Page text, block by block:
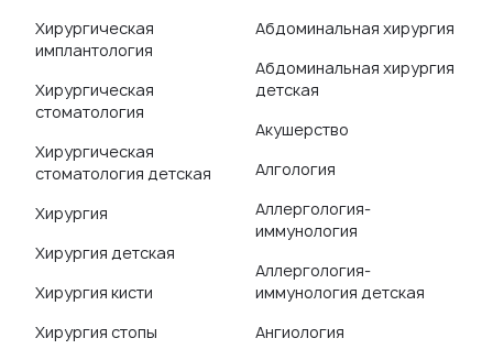
Хирургическая
имплантология
Хирургическая
стоматология
Хирургическая
стоматология детская
Хирургия
Хирургия детская
Хирургия кисти
Хирургия стопы
Абдоминальная хирургия
Абдоминальная хирургия
детская
Акушерство
Алгология
Аллергология-
иммунология
Аллергология-
иммунология детская
Ангиология